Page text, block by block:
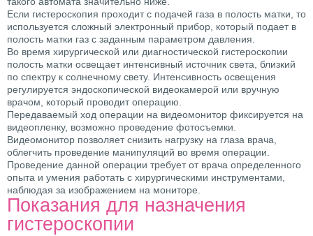
Если гистероскопия проходит с подачей газа в полость матки, то
используется сложный электронный прибор, который подает в
полость матки газ с заданным параметром давления.
Во время хирургической или диагностической гистероскопии
полость матки освещает интенсивный источник света, близкий
по спектру к солнечному свету. Интенсивность освещения
регулируется эндоскопической видеокамерой или вручную
врачом, который проводит операцию.
Передаваемый ход операции на видеомонитор фиксируется на
видеопленку, возможно проведение фотосъемки.
Видеомонитор позволяет снизить нагрузку на глаза врача,
облегчить проведение манипуляций во время операции.
Проведение данной операции требует от врача определенного
опыта и умения работать с хирургическими инструментами,
наблюдая за изображением на мониторе.
Показания для назначения
гистероскопии